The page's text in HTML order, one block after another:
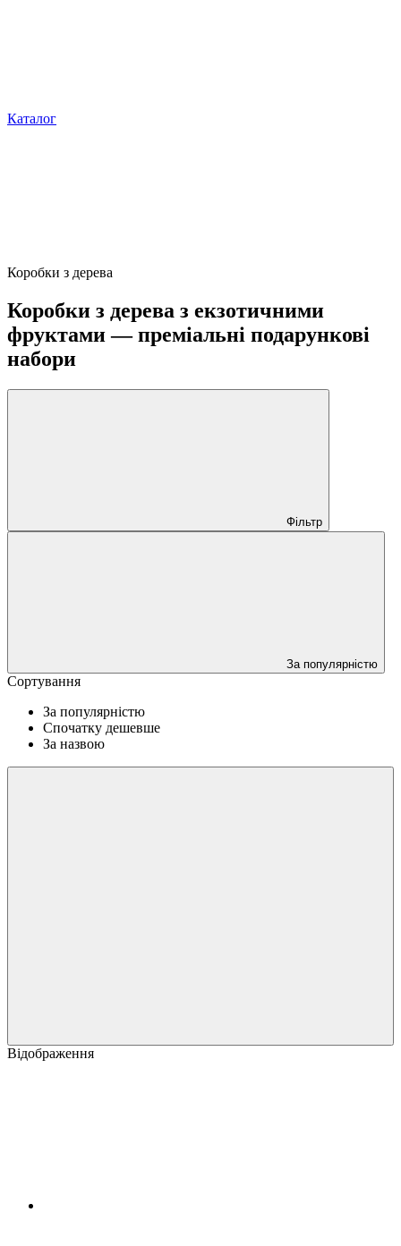
Каталог
Коробки з дерева
Коробки з дерева з екзотичними
фруктами — преміальні подарункові
набори
Фільтр
За популярністю
Сортування
За популярністю
Спочатку дешевше
За назвою
Відображення